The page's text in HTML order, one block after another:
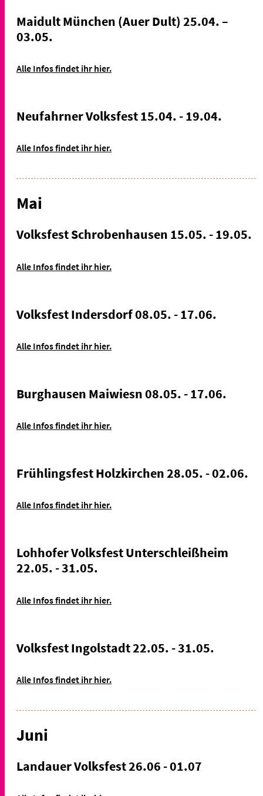
Maidult München (Auer Dult) 25.04. –
03.05.
Alle Infos findet ihr hier.
Neufahrner Volksfest 15.04. - 19.04.
Alle Infos findet ihr hier.
Mai
Volksfest Schrobenhausen 15.05. - 19.05.
Alle Infos findet ihr hier.
Volksfest Indersdorf 08.05. - 17.06.
Alle Infos findet ihr hier.
Burghausen Maiwiesn 08.05. - 17.06.
Alle Infos findet ihr hier.
Frühlingsfest Holzkirchen 28.05. - 02.06.
Alle Infos findet ihr hier.
Lohhofer Volksfest Unterschleißheim
22.05. - 31.05.
Alle Infos findet ihr hier.
Volksfest Ingolstadt 22.05. - 31.05.
Alle Infos findet ihr hier.
Juni
Landauer Volksfest 26.06 - 01.07